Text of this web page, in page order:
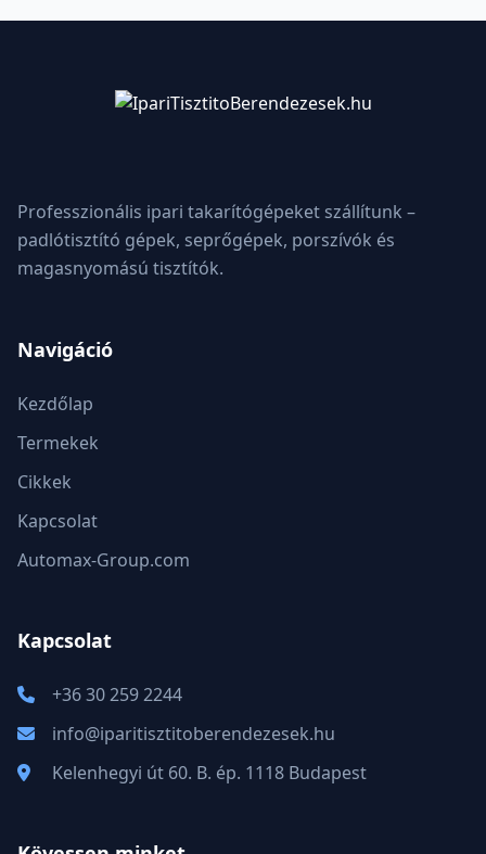
Professzionális ipari takarítógépeket szállítunk –
padlótisztító gépek, seprőgépek, porszívók és
magasnyomású tisztítók.
Navigáció
Kezdőlap
Termekek
Cikkek
Kapcsolat
Automax-Group.com
Kapcsolat
+36 30 259 2244
info@iparitisztitoberendezesek.hu
Kelenhegyi út 60. B. ép. 1118 Budapest